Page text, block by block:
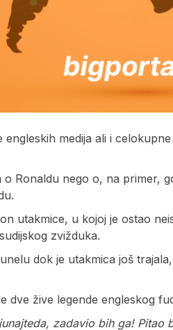
medija ali i
Ronaldu nego o, na primer,
utakmice, u kojoj je ostao
zvižduka.
dok je utakmica još
dve žive legende engleskog
zadavio bih ga!